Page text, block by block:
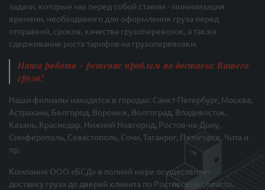
задачи, которые мы перед собой ставим - минимизация
времени, необходимого для оформления груза перед
отправкой, сроков, качества грузоперевозок, а также
сдерживание роста тарифов на грузоперевозки.
Наша работа - решение проблем по доставке Вашего
груза!
Наши филиалы находятся в городах: Санкт-Петербург, Москва,
Астрахань, Белгород, Воронеж, Волгоград, Владивосток,
Казань, Краснодар, Нижний Новгород, Ростов-на-Дону,
Симферополь, Севастополь, Сочи, Таганрог, Пятигорск, Чита и
пр.
Компания ООО «БСД» в полной мере осуществляет
доставку груза до дверей клиента по Ростовской области,